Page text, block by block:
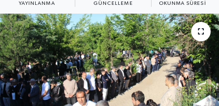
YAYINLANMA GÜNCELLEME OKUNMA SÜRESI
Yaşam
Anali̇z
Bi̇li̇m & Teknoloji̇